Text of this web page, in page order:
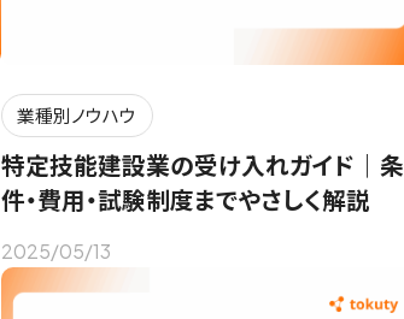
業種別ノウハウ
特定技能建設業の受け入れガイド｜条
件・費用・試験制度までやさしく解説
2025/05/13